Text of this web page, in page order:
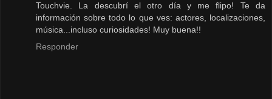
Touchvie. La descubrí el otro día y me flipo! Te da
información sobre todo lo que ves: actores, localizaciones,
música...incluso curiosidades! Muy buena!!
Responder